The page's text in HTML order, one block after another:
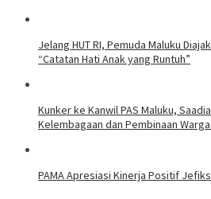
Jelang HUT RI, Pemuda Maluku
“Catatan Hati Anak yang Runtuh”
Kunker ke Kanwil PAS Maluku,
Kelembagaan dan Pembinaan
PAMA Apresiasi Kinerja Positif